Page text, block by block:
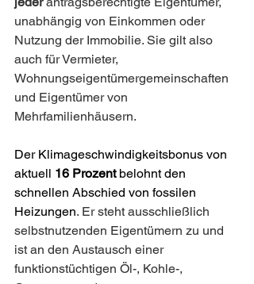
unabhängig von Einkommen oder
Nutzung der Immobilie. Sie gilt also
auch für Vermieter,
Wohnungseigentümergemeinschaften
und Eigentümer von
Mehrfamilienhäusern.
Der Klimageschwindigkeitsbonus von
aktuell 16 Prozent belohnt den
schnellen Abschied von fossilen
Heizungen. Er steht ausschließlich
selbstnutzenden Eigentümern zu und
ist an den Austausch einer
funktionstüchtigen Öl-, Kohle-,